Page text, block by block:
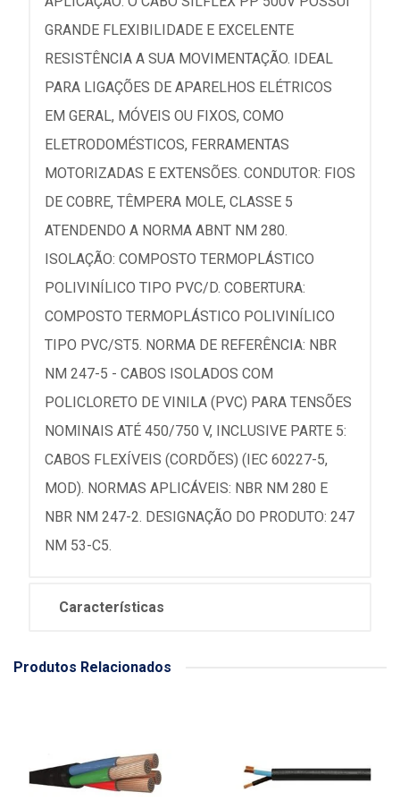
GRANDE FLEXIBILIDADE E EXCELENTE
RESISTÊNCIA A SUA MOVIMENTAÇÃO. IDEAL
PARA LIGAÇÕES DE APARELHOS ELÉTRICOS
EM GERAL, MÓVEIS OU FIXOS, COMO
ELETRODOMÉSTICOS, FERRAMENTAS
MOTORIZADAS E EXTENSÕES. CONDUTOR: FIOS
DE COBRE, TÊMPERA MOLE, CLASSE 5
ATENDENDO A NORMA ABNT NM 280.
ISOLAÇÃO: COMPOSTO TERMOPLÁSTICO
POLIVINÍLICO TIPO PVC/D. COBERTURA:
COMPOSTO TERMOPLÁSTICO POLIVINÍLICO
TIPO PVC/ST5. NORMA DE REFERÊNCIA: NBR
NM 247-5 - CABOS ISOLADOS COM
POLICLORETO DE VINILA (PVC) PARA TENSÕES
NOMINAIS ATÉ 450/750 V, INCLUSIVE PARTE 5:
CABOS FLEXÍVEIS (CORDÕES) (IEC 60227-5,
MOD). NORMAS APLICÁVEIS: NBR NM 280 E
NBR NM 247-2. DESIGNAÇÃO DO PRODUTO: 247
NM 53-C5.
Características
Produtos Relacionados